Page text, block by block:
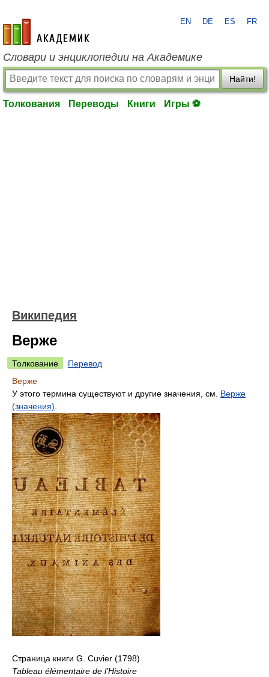
academic.ru
EN DE ES FR
Словари и энциклопедии на Академике
Найти!
Толкования Переводы Книги Игры ⚽
Википедия
Верже
Толкование
Перевод
Верже
У этого термина существуют и другие значения, см. Верже
(значения)
Страница книги G. Cuvier (1798)
Tableau élémentaire de l’Histoire